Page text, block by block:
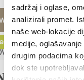
sadržaj i oglase,
analizirali promet.
naše web-lokacije
medije,
drugim podacima
dok ste
2023 - 1. září 2023